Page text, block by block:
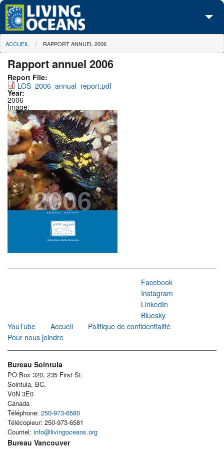
Skip to main content
À propos de nous
Nos campagnes
Centre des Médias
Les Cartes
Passez à l'action
You are here
ACCUEIL RAPPORT ANNUEL 2006
Rapport annuel 2006
Report File:
LOS_2006_annual_report.pdf
Year:
2006
Image:
Facebook
Instagram
LinkedIn
Bluesky
YouTube
Accueil
Politique de confidentialité
Pour nous joindre
Bureau Sointula
PO Box 320, 235 First St.
Sointula, BC,
V0N 3E0
Canada
Téléphone: 250-973-6580
Télécopieur: 250-973-6581
Courriel: info@livingoceans.org
Bureau Vancouver